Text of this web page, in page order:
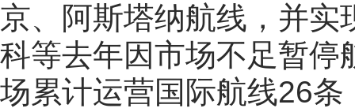
京、阿斯塔纳航线，并实
科等去年因市场不足暂停
场累计运营国际航线26